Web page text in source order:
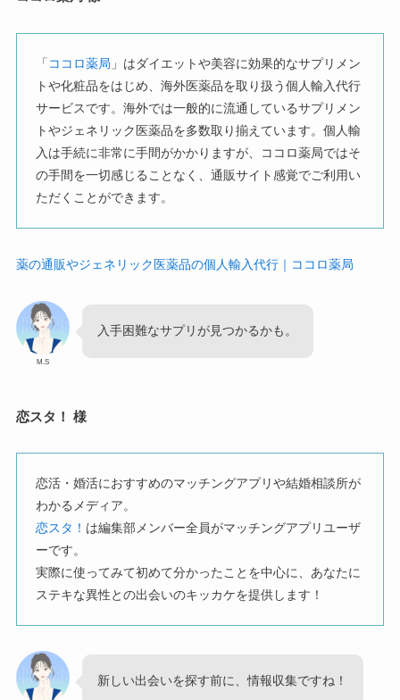
「 ココロ薬局 」はダイエットや美容に効果的なサプリメン
トや化粧品をはじめ、海外医薬品を取り扱う個人輸入代行
サービスです。海外では一般的に流通しているサプリメン
トやジェネリック医薬品を多数取り揃えています。個人輸
入は手続に非常に手間がかかりますが、ココロ薬局ではそ
の手間を一切感じることなく、通販サイト感覚でご利用い
ただくことができます。
薬の通販やジェネリック医薬品の個人輸入代行｜ココロ薬局
M.S
入手困難なサプリが見つかるかも。
恋スタ！ 様
恋活・婚活におすすめのマッチングアプリや結婚相談所が
わかるメディア。
恋スタ！ は編集部メンバー全員がマッチングアプリユーザ
ーです。
実際に使ってみて初めて分かったことを中心に、あなたに
ステキな異性との出会いのキッカケを提供します！
新しい出会いを探す前に、情報収集ですね！